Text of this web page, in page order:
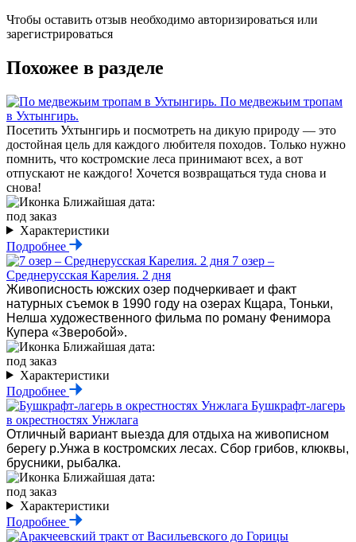
Чтобы оставить отзыв необходимо авторизироваться или
зарегистрироваться
Похожее в разделе
По медвежьим тропам
в Ухтынгирь.
Посетить Ухтынгирь и посмотреть на дикую природу — это
достойная цель для каждого любителя походов. Только нужно
помнить, что костромские леса принимают всех, а вот
отпускают не каждого! Хочется возвращаться туда снова и
снова!
Ближайшая дата:
под заказ
Характеристики
Подробнее
7 озер –
Среднерусская Карелия. 2 дня
Живописность южских озер подчеркивает и факт
натурных съемок в 1990 году на озерах Кщара, Тоньки,
Нелша художественного фильма по роману Фенимора
Купера «Зверобой».
Ближайшая дата:
под заказ
Характеристики
Подробнее
Бушкрафт-лагерь
в окрестностях Унжлага
Отличный вариант выезда для отдыха на живописном
берегу р.Унжа в костромских лесах. Сбор грибов, клюквы,
брусники, рыбалка.
Ближайшая дата:
под заказ
Характеристики
Подробнее